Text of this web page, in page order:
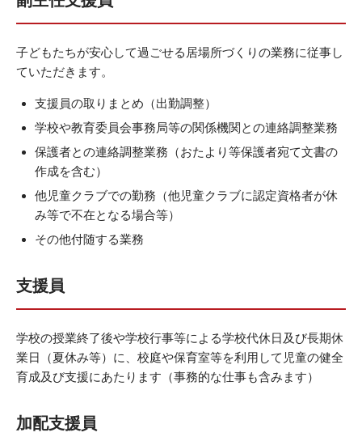
子どもたちが安心して過ごせる居場所づくりの業務に従事し
ていただきます。
支援員の取りまとめ（出勤調整）
学校や教育委員会事務局等の関係機関との連絡調整業務
保護者との連絡調整業務（おたより等保護者宛て文書の
作成を含む）
他児童クラブでの勤務（他児童クラブに認定資格者が休
み等で不在となる場合等）
その他付随する業務
支援員
学校の授業終了後や学校行事等による学校代休日及び長期休
業日（夏休み等）に、校庭や保育室等を利用して児童の健全
育成及び支援にあたります（事務的な仕事も含みます）
加配支援員